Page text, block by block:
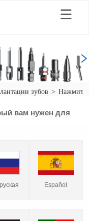
зубов > Нажмите
вам нужен для
Español